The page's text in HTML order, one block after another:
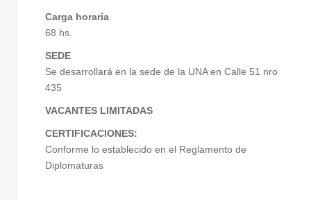
Carga horaria
68 hs.
SEDE
Se desarrollará en la sede de la UNA en Calle 51 nro
435
VACANTES LIMITADAS
CERTIFICACIONES:
Conforme lo establecido en el Reglamento de
Diplomaturas